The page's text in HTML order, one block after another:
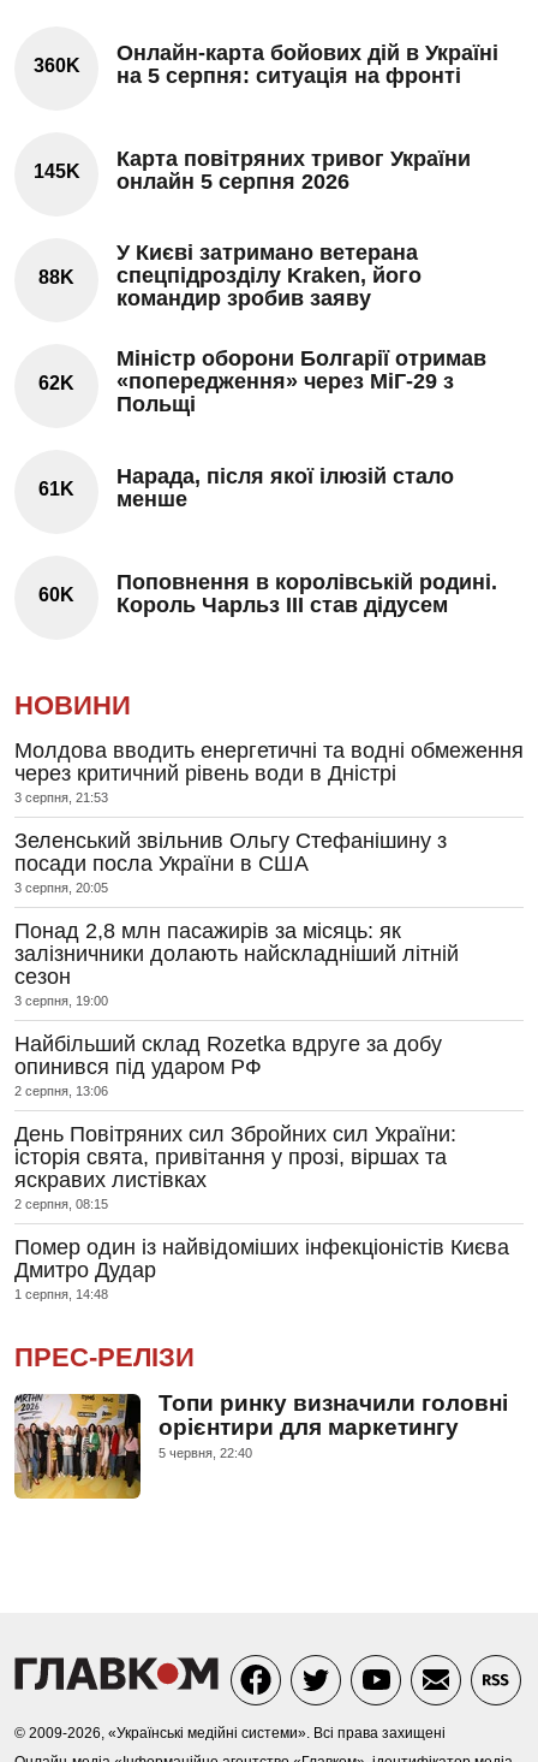
360K
Онлайн-карта бойових дій в Україні
на 5 серпня: ситуація на фронті
145K
Карта повітряних тривог України
онлайн 5 серпня 2026
88K
У Києві затримано ветерана
спецпідрозділу Kraken, його
командир зробив заяву
62K
Міністр оборони Болгарії отримав
«попередження» через МіГ-29 з
Польщі
61K
Нарада, після якої ілюзій стало
менше
60K
Поповнення в королівській родині.
Король Чарльз III став дідусем
НОВИНИ
Молдова вводить енергетичні та водні обмеження
через критичний рівень води в Дністрі
3 серпня, 21:53
Зеленський звільнив Ольгу Стефанішину з
посади посла України в США
3 серпня, 20:05
Понад 2,8 млн пасажирів за місяць: як
залізничники долають найскладніший літній
сезон
3 серпня, 19:00
Найбільший склад Rozetka вдруге за добу
опинився під ударом РФ
2 серпня, 13:06
День Повітряних сил Збройних сил України:
історія свята, привітання у прозі, віршах та
яскравих листівках
2 серпня, 08:15
Помер один із найвідоміших інфекціоністів Києва
Дмитро Дудар
1 серпня, 14:48
ПРЕС-РЕЛІЗИ
Топи ринку визначили головні
орієнтири для маркетингу
5 червня, 22:40
© 2009-2026, «Українські медійні системи». Всі права захищені